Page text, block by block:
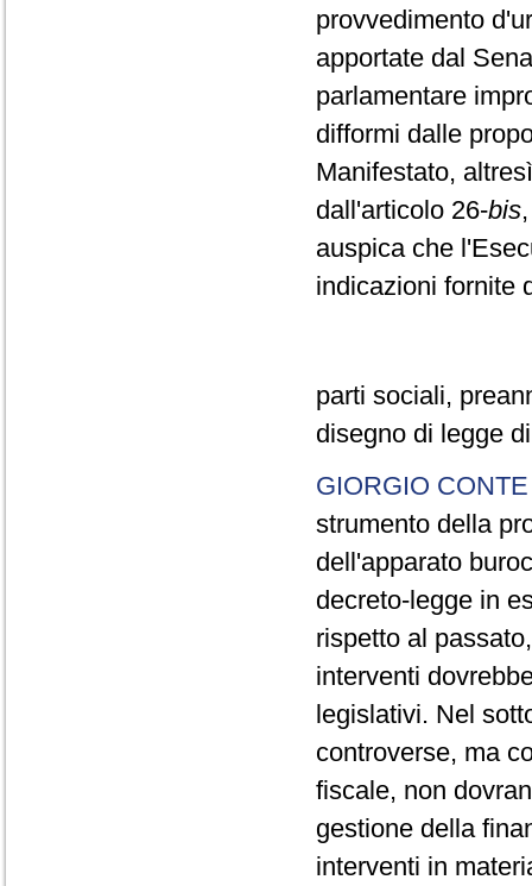
provvedimento
apportate dal
parlamentare
difformi dalle
Manifestato,
dall'articolo 26-bis
auspica che
indicazioni fornite
parti sociali,
disegno di legge
GIORGIO CONTE
strumento della
dell'apparato
decreto-legge in
rispetto al
interventi
legislativi. Nel
controverse, ma
fiscale, non
gestione della
interventi in